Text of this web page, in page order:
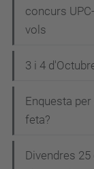
concurs
vols
3 i 4
Enquesta
feta?
Divendres